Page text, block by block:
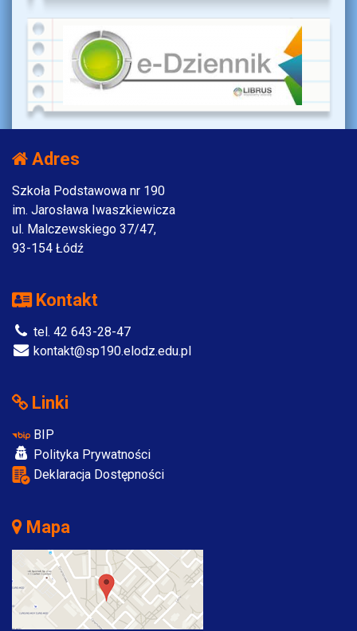
Adres
Szkoła Podstawowa nr 190
im. Jarosława Iwaszkiewicza
ul. Malczewskiego 37/47,
93-154 Łódź
Kontakt
tel. 42 643-28-47
kontakt@sp190.elodz.edu.pl
Linki
BIP
Polityka Prywatności
Deklaracja Dostępności
Mapa